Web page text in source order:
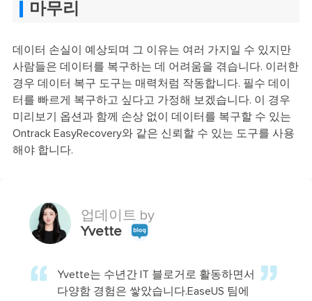
마무리
데이터 손실이 예상되며 그 이유는 여러 가지일 수 있지만
사람들은 데이터를 복구하는 데 어려움을 겪습니다. 이러한
경우 데이터 복구 도구는 매력처럼 작동합니다. 필수 데이
터를 빠르게 복구하고 싶다고 가정해 보겠습니다. 이 경우
미리보기 옵션과 함께 손상 없이 데이터를 복구할 수 있는
Ontrack EasyRecovery와 같은 신뢰할 수 있는 도구를 사용
해야 합니다.
업데이트 by
Yvette
Yvette는 수년간 IT 블로거로 활동하면서
다양함 경험은 쌓았습니다.EaseUS 팀에